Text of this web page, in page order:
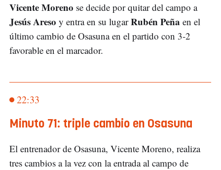
Vicente Moreno se decide por quitar del campo a
Jesús Areso y entra en su lugarRubén Peña en el
último cambio de Osasuna en el partido con 3-2
favorable en el marcador.
22:33
Minuto 71: triple cambio en Osasuna
El entrenador de Osasuna, Vicente Moreno, realiza
tres cambios a la vez con la entrada al campo de